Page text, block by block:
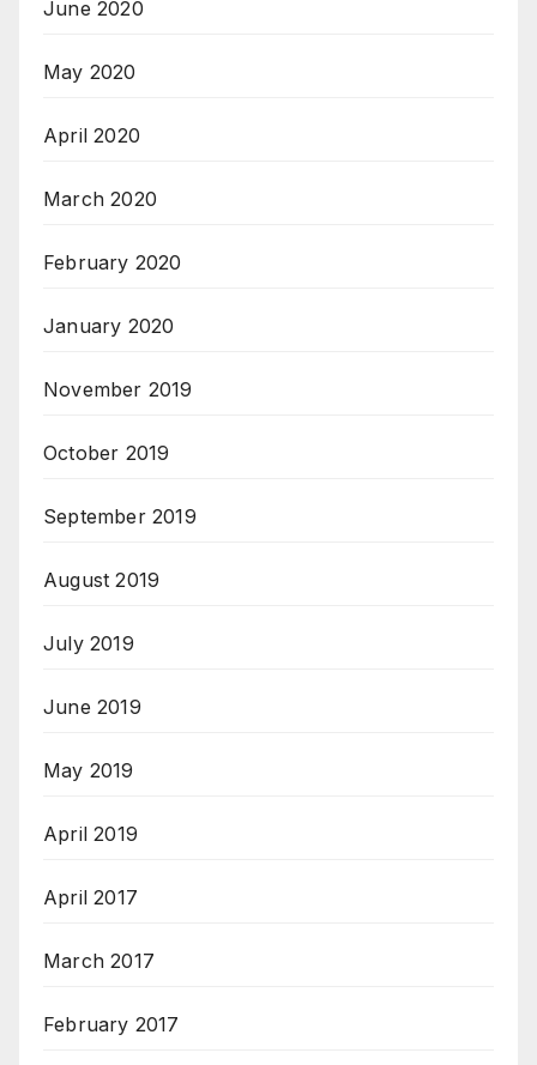
June 2020
May 2020
April 2020
March 2020
February 2020
January 2020
November 2019
October 2019
September 2019
August 2019
July 2019
June 2019
May 2019
April 2019
April 2017
March 2017
February 2017